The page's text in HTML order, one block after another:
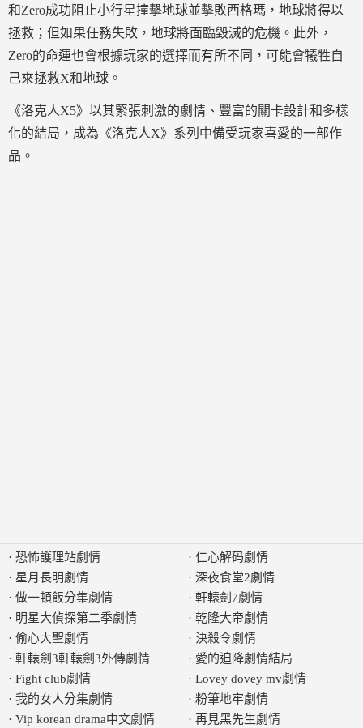
和Zero成功阻止小行星撞擊地球並擊敗西格瑪，地球將得以
拯救；但如果任務失敗，地球將面臨毀滅的危機。此外，
Zero的命運也會根據玩家的選擇而有所不同，可能會犧牲自
己來拯救X和地球。
《洛克人X5》以其緊張刺激的劇情、豐富的關卡設計和多樣
化的結局，成為《洛克人X》系列中備受玩家喜愛的一部作
品。
· 恐怖護理站劇情
· 星月長明劇情
· 做一頓飯分集劇情
· 明星大偵探第二季劇情
· 偷心大聖劇情
· 軒轅劍3軒轅劍3外傳劇情
· Fight club劇情
· 我的女人分集劇情
· Vip korean drama中文劇情
· 仁心解码劇情
· 深夜食堂2劇情
· 軒轅劍7劇情
· 乾隆大帝劇情
· 決殺令劇情
· 愛的迫降劇情結局
· Lovey dovey mv劇情
· 粉筆地牢劇情
· 再見黑先生劇情